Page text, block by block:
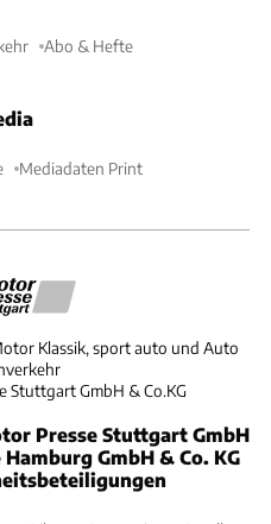
Abo & Hefte
Mediadaten Print
Klassik, sport auto und Auto
Stuttgart GmbH & Co.KG
Presse Stuttgart GmbH
GmbH & Co. KG